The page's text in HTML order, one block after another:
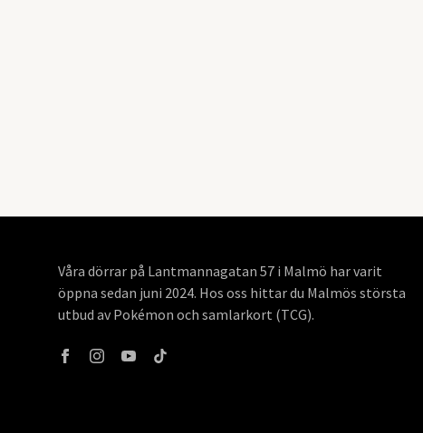
Våra dörrar på Lantmannagatan 57 i Malmö har varit
öppna sedan juni 2024. Hos oss hittar du Malmös största
utbud av Pokémon och samlarkort (TCG).